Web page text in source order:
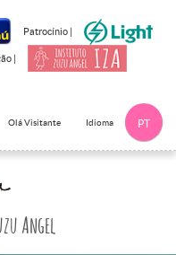
Patrocínio |
|
Olá Visitante Idioma PT
Angel